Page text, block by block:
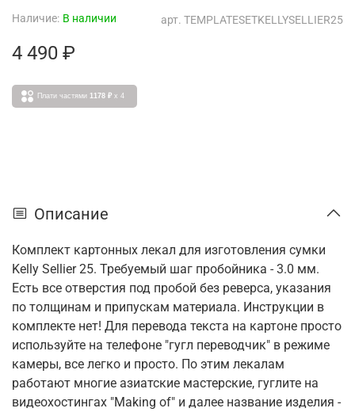
арт. TEMPLATESETKELLYSELLIER25
Наличие: В наличии
4 490 ₽
Плати частями 1178 ₽ x 4
Описание
Комплект картонных лекал для изготовления сумки
Kelly Sellier 25. Требуемый шаг пробойника - 3.0 мм.
Есть все отверстия под пробой без реверса, указания
по толщинам и припускам материала. Инструкции в
комплекте нет! Для перевода текста на картоне просто
используйте на телефоне "гугл переводчик" в режиме
камеры, все легко и просто. По этим лекалам
работают многие азиатские мастерские, гуглите на
видеохостингах "Making of" и далее название изделия -